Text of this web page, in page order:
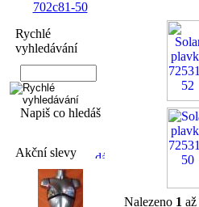
702c81-50
Rychlé
vyhledávání
Napiš co hledáš
Akční slevy
Nalezeno 1 až